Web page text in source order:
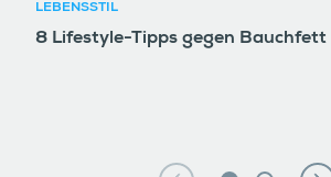
LEBENSSTIL
8 Lifestyle-Tipps gegen Bauchfett